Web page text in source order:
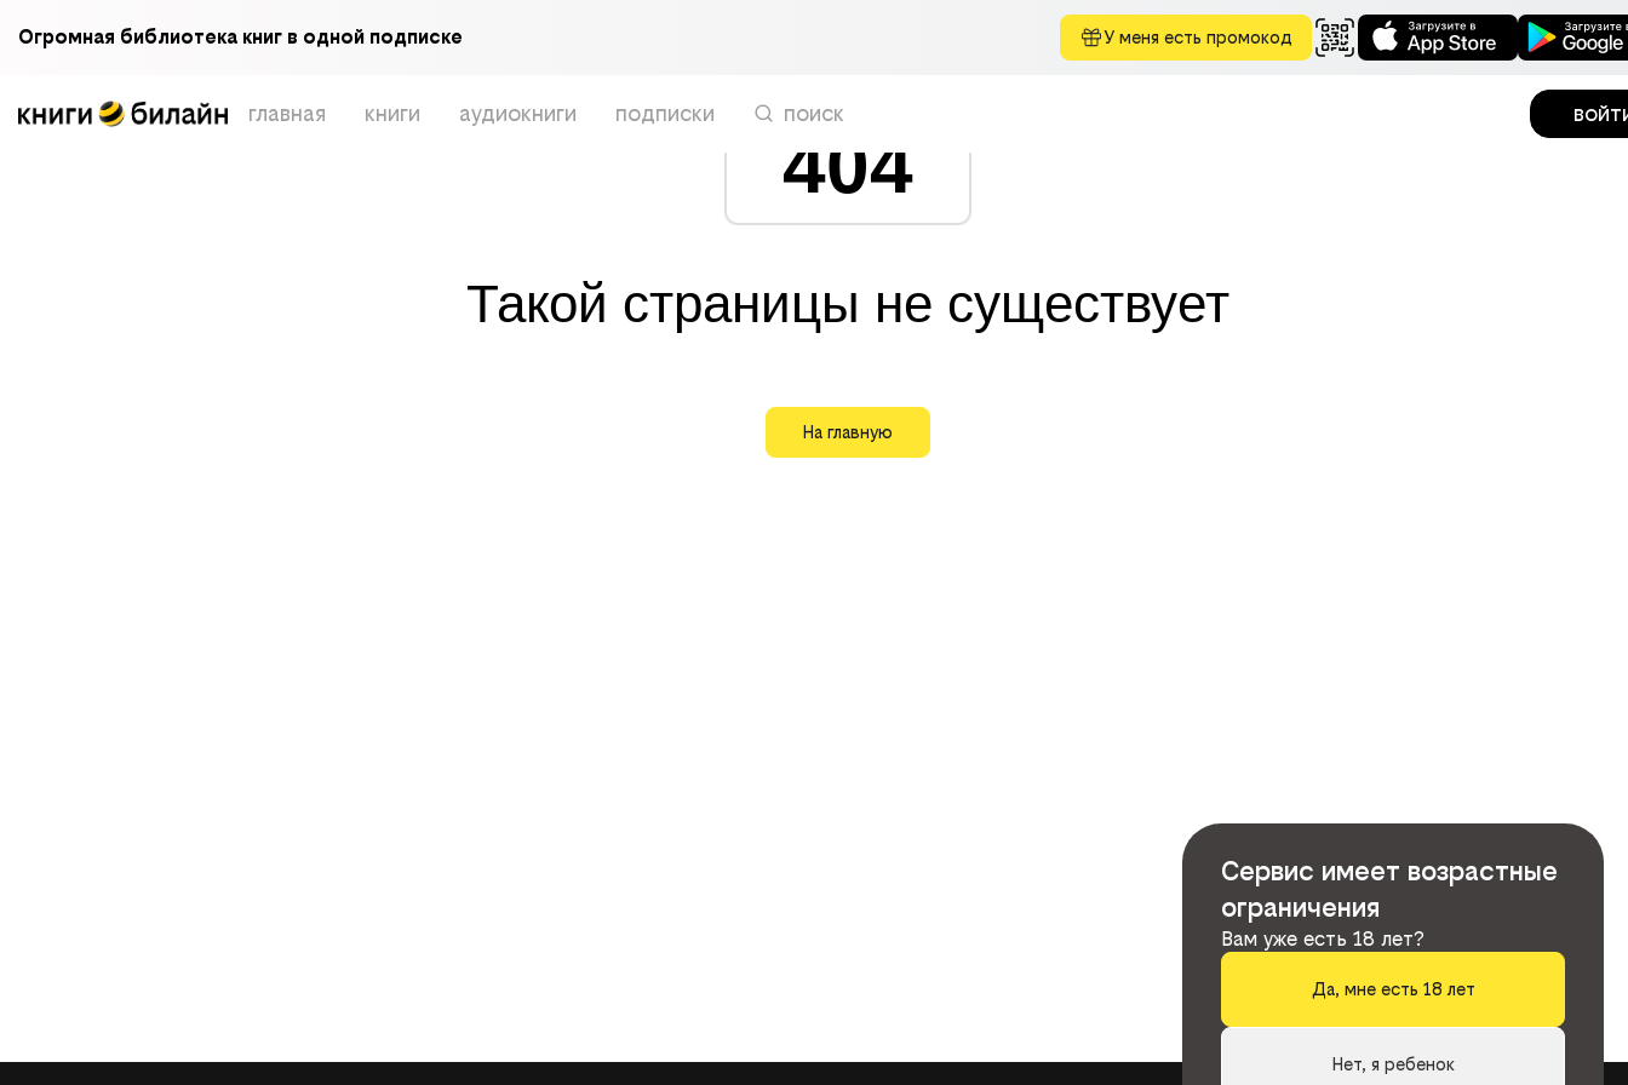
Огромная библиотека книг в одной подписке У меня есть промокод
главная книги аудиокниги подписки поиск
404
Такой страницы не существует
На главную
Сервис имеет возрастные
ограничения
Вам уже есть 18 лет?
Да, мне есть 18 лет
Нет, я ребенок